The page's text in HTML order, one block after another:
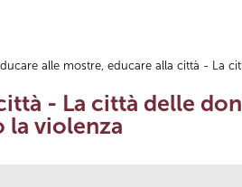
alle mostre, educare alla città - La
- La città delle
la violenza